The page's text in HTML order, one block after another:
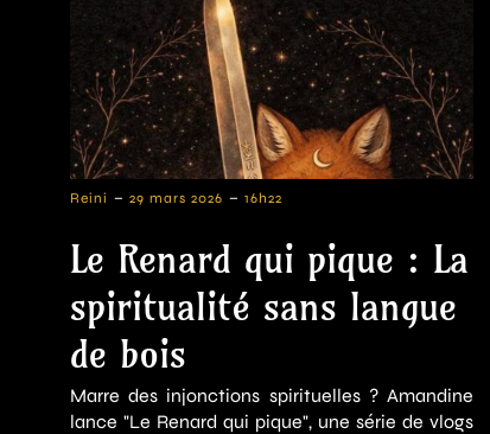
Reini - 29 mars 2026 - 16h22
Le Renard qui pique : La
spiritualité sans langue
de bois
Marre des injonctions spirituelles ? Amandine
lance "Le Renard qui pique", une série de vlogs